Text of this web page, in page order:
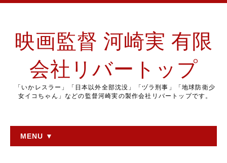
映画監督 河崎実 有限
会社リバートップ
「いかレスラー」「日本以外全部沈没」「ヅラ刑事」「地球防衛少
女イコちゃん」などの監督河崎実の製作会社リバートップです。
MENU ▼